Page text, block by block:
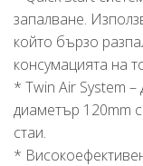
запалване.
който бързо
консумацията на
* Twin Air System
диаметър 120mm
стаи.
*